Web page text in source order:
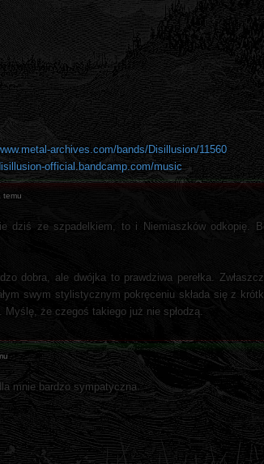
archives.com/bands/Disillusion/11560
official.bandcamp.com/music
temu
dziś ze szpadelkiem, to i Niemiaszków odkopię.
dobra, ale dwójka to prawdziwa perełka.
swym stylistycznym pokręceniu składa się z
Myślę, że czegoś takiego już nie spłodzą.
mnie bardzo sympatyczna.